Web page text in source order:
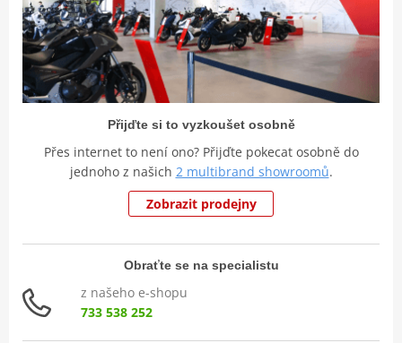
Přijďte si to vyzkoušet osobně
Přes internet to není ono? Přijďte pokecat osobně do
jednoho z našich 2 multibrand showroomů.
Zobrazit prodejny
Obraťte se na specialistu
z našeho e-shopu
733 538 252